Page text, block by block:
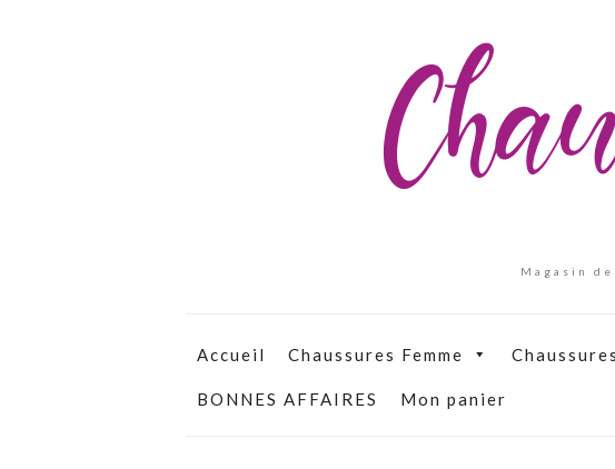
Magasin
Accueil Chaussures Femme
BONNES AFFAIRES Mon panier